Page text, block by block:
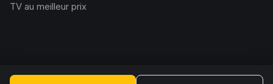
TV au meilleur prix
2.228.1